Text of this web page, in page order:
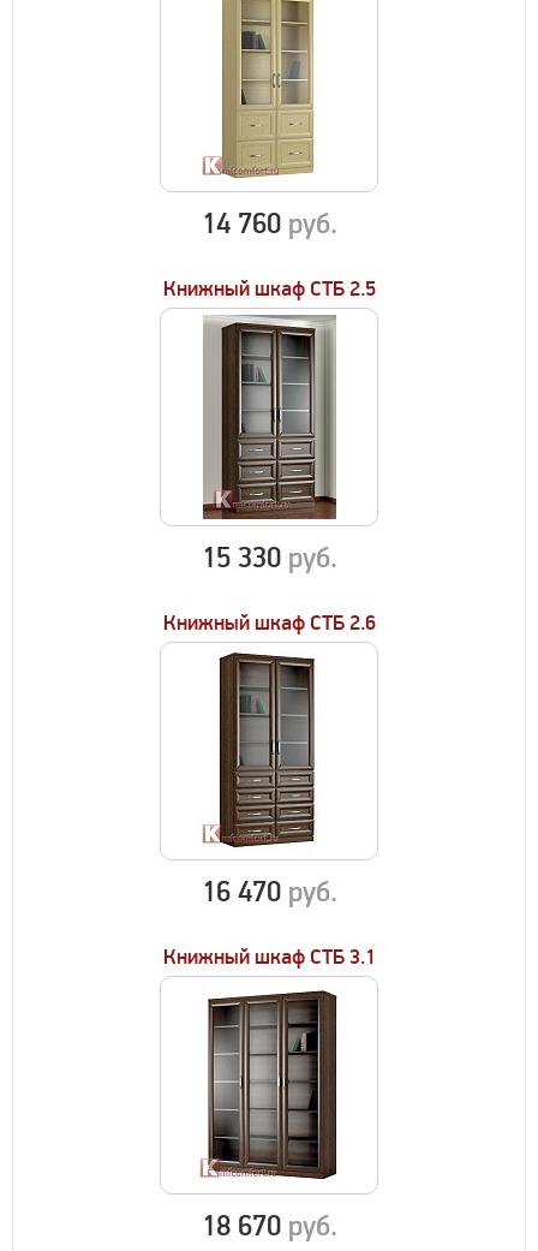
14 760 руб.
Книжный шкаф СТБ 2.5
15 330 руб.
Книжный шкаф СТБ 2.6
16 470 руб.
Книжный шкаф СТБ 3.1
18 670 руб.